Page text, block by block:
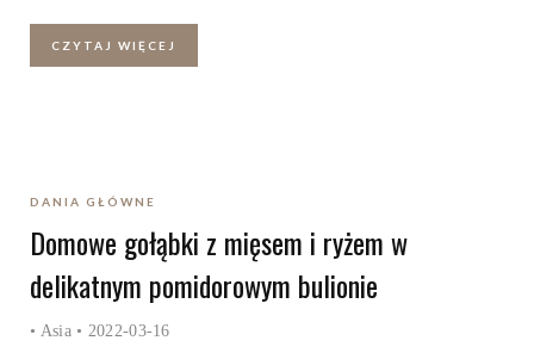
CZYTAJ WIĘCEJ
DANIA GŁÓWNE
Domowe gołąbki z mięsem i ryżem w
delikatnym pomidorowym bulionie
• Asia • 2022-03-16